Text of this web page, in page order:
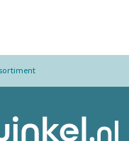
morgen in huis